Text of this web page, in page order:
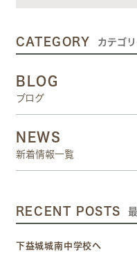
CATEGORY カテゴ
BLOG
ブログ
NEWS
新着情報一覧
RECENT POSTS
下益城城南中学校へ